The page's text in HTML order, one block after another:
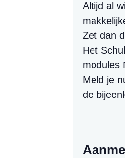
Altijd al
Zet dan
Het
modules
Meld je
de